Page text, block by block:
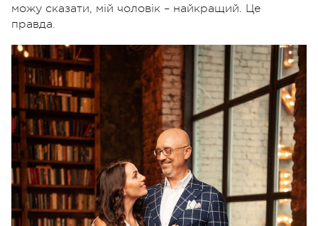
можу сказати, мій чоловік – найкращий. Це
правда.